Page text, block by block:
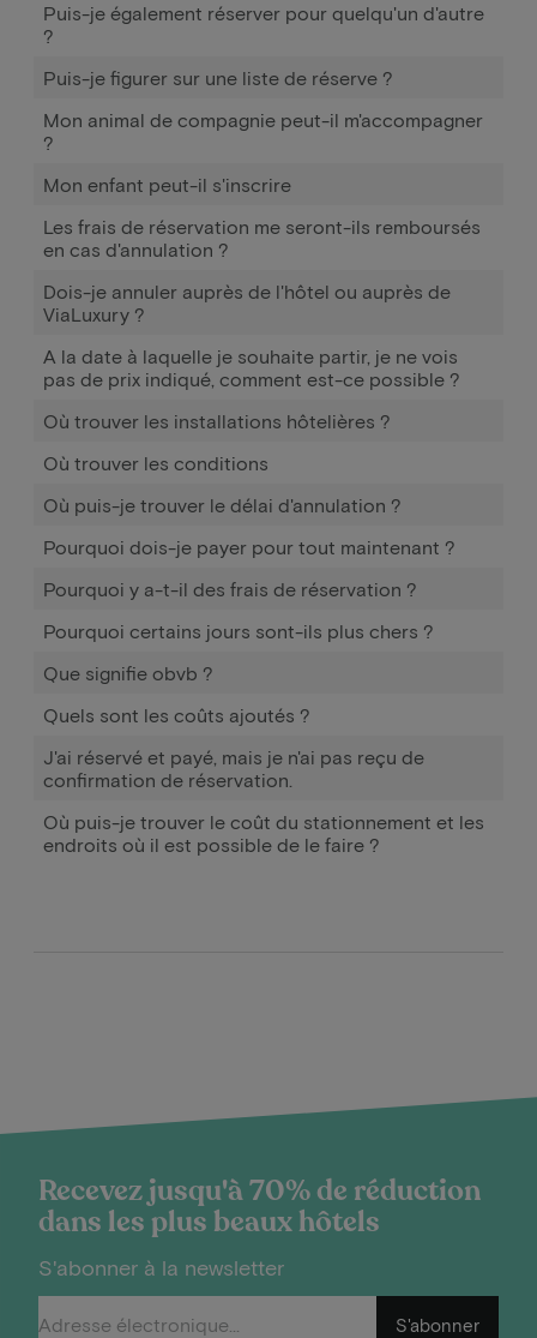
Puis-je également réserver pour quelqu'un d'autre
?
Puis-je figurer sur une liste de réserve ?
Mon animal de compagnie peut-il m'accompagner
?
Mon enfant peut-il s'inscrire
Les frais de réservation me seront-ils remboursés
en cas d'annulation ?
Dois-je annuler auprès de l'hôtel ou auprès de
ViaLuxury ?
A la date à laquelle je souhaite partir, je ne vois
pas de prix indiqué, comment est-ce possible ?
Où trouver les installations hôtelières ?
Où trouver les conditions
Où puis-je trouver le délai d'annulation ?
Pourquoi dois-je payer pour tout maintenant ?
Pourquoi y a-t-il des frais de réservation ?
Pourquoi certains jours sont-ils plus chers ?
Que signifie obvb ?
Quels sont les coûts ajoutés ?
J'ai réservé et payé, mais je n'ai pas reçu de
confirmation de réservation.
Où puis-je trouver le coût du stationnement et les
endroits où il est possible de le faire ?
Recevez jusqu'à 70% de réduction
dans les plus beaux hôtels
S'abonner à la newsletter
S'abonner